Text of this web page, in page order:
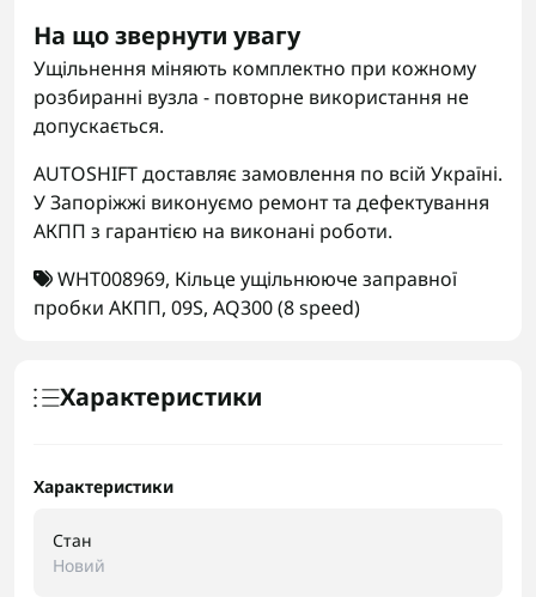
На що звернути увагу
Ущільнення міняють комплектно при кожному
розбиранні вузла - повторне використання не
допускається.
AUTOSHIFT доставляє замовлення по всій Україні.
У Запоріжжі виконуємо ремонт та дефектування
АКПП з гарантією на виконані роботи.
WHT008969, Кільце ущільнююче заправної
пробки АКПП, 09S, AQ300 (8 speed)
Характеристики
Характеристики
Стан
Новий